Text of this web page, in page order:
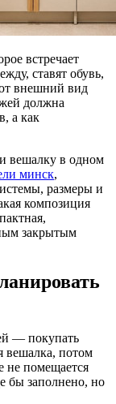
встречает
ставят обувь,
внешний вид
должна
а как
вешалку в одном
минск,
размеры и
композиция
закрытым
— покупать
вешалка, потом
не помещается
бы заполнено, но